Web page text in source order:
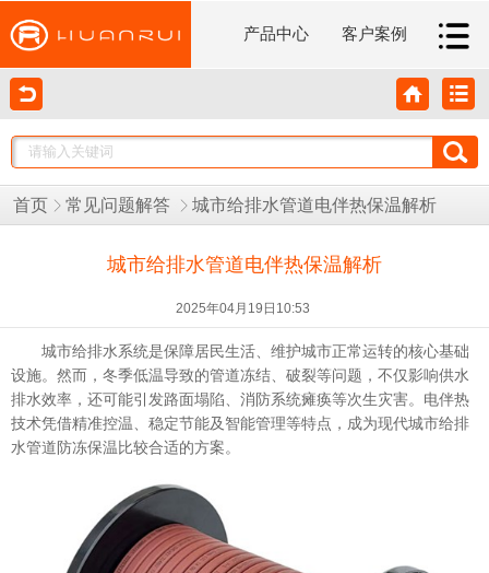
产品中心 客户案例
首页 常见问题解答 城市给排水管道电伴热保温解析
城市给排水管道电伴热保温解析
2025年04月19日10:53
城市给排水系统是保障居民生活、维护城市正常运转的核心基础
设施。然而，冬季低温导致的管道冻结、破裂等问题，不仅影响供水
排水效率，还可能引发路面塌陷、消防系统瘫痪等次生灾害。电伴热
技术凭借精准控温、稳定节能及智能管理等特点，成为现代城市给排
水管道防冻保温比较合适的方案。